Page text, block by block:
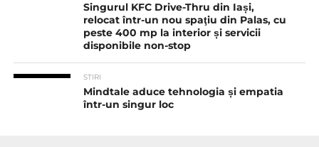
Singurul KFC Drive-Thru din Iași,
relocat într-un nou spaţiu din Palas, cu
peste 400 mp la interior și servicii
disponibile non-stop
STIRI
Mindtale aduce tehnologia și empatia
într-un singur loc